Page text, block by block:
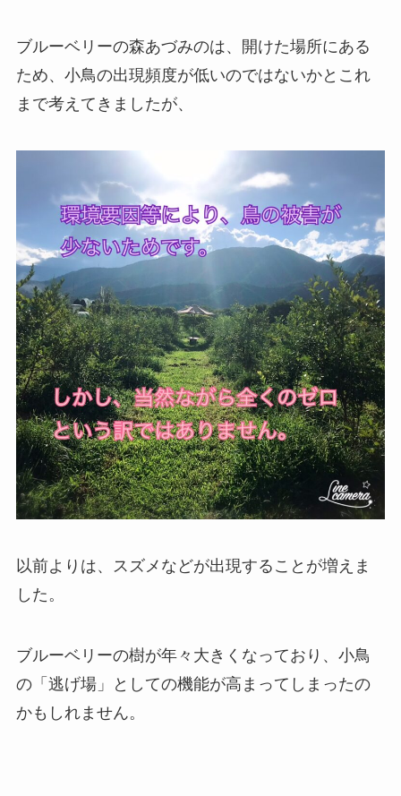
ブルーベリーの森あづみのは、開けた場所にある
ため、小鳥の出現頻度が低いのではないかとこれ
まで考えてきましたが、
以前よりは、スズメなどが出現することが増えま
した。
ブルーベリーの樹が年々大きくなっており、小鳥
の「逃げ場」としての機能が高まってしまったの
かもしれません。